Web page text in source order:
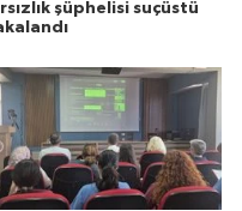
şüphelisi suçüstü